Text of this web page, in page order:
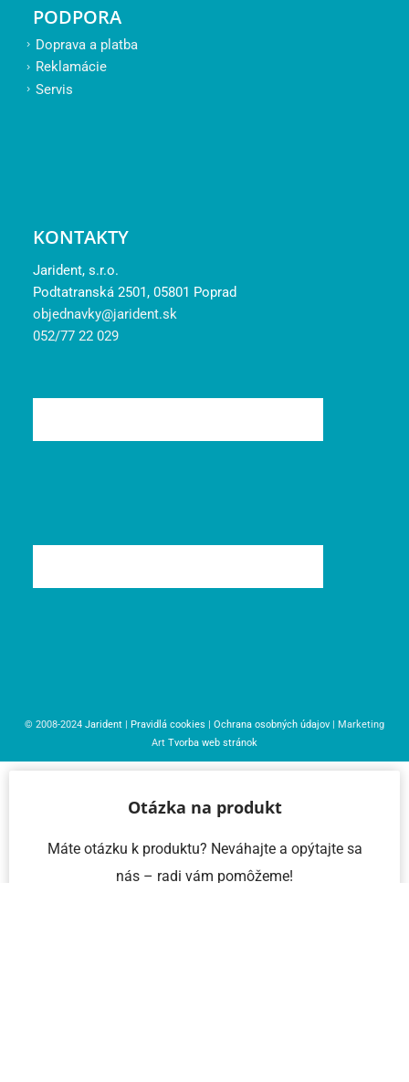
PODPORA
Doprava a platba
Reklamácie
Servis
KONTAKTY
Jarident, s.r.o.
Podtatranská 2501, 05801 Poprad
objednavky@jarident.sk
052/77 22 029
© 2008-2024 Jarident Pravidlá cookies Ochrana osobných údajov | Marketing
Art Tvorba web stránok
Otázka na produkt
Máte otázku k produktu? Neváhajte a opýtajte sa
nás – radi vám pomôžeme!